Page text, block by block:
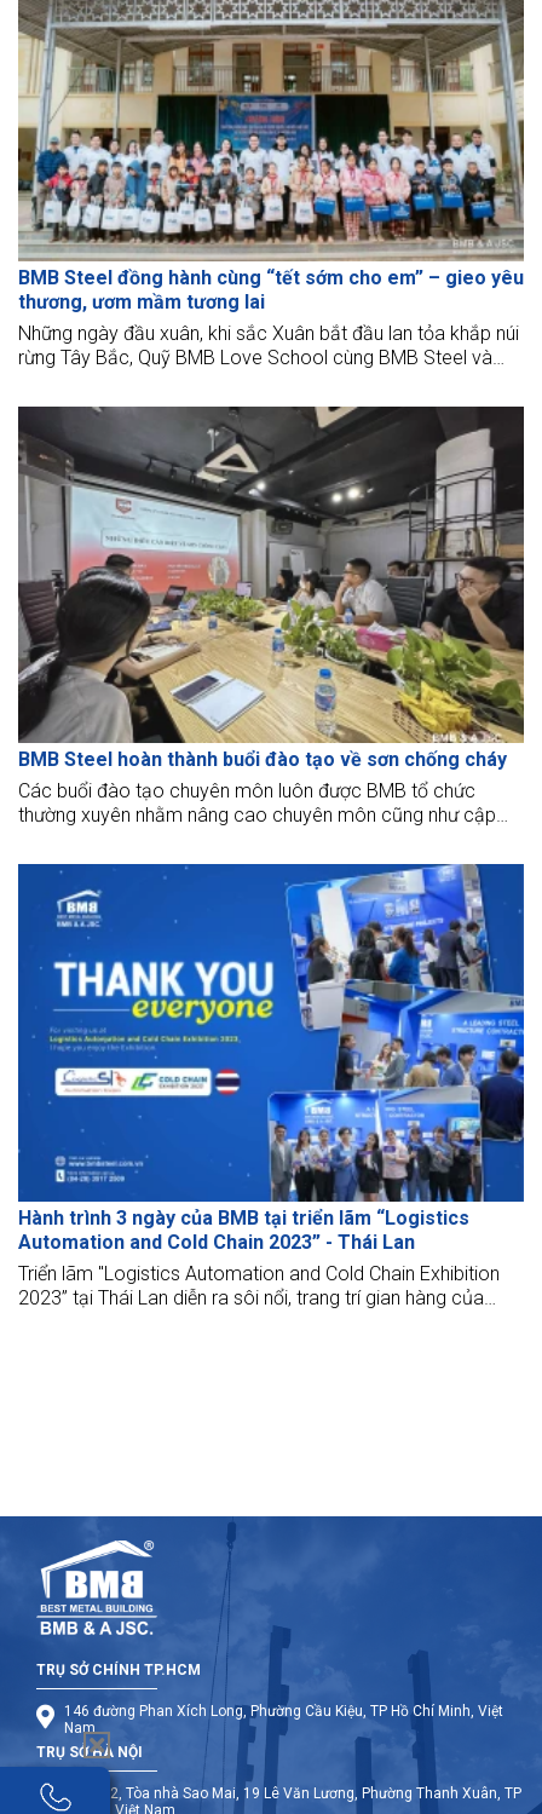
BMB Steel đồng hành cùng “tết sớm cho em” – gieo yêu
thương, ươm mầm tương lai
Những ngày đầu xuân, khi sắc Xuân bắt đầu lan tỏa khắp núi
rừng Tây Bắc, Quỹ BMB Love School cùng BMB Steel và
em” đến với Trường Tiểu học Mường Bám II, tỉnh Sơn La.
BMB Steel hoàn thành buổi đào tạo về sơn chống cháy
Các buổi đào tạo chuyên môn luôn được BMB tổ chức
thường xuyên nhằm nâng cao chuyên môn cũng như cập
qua buổi đào tạo về sơn chống cháy, anh em BMB sẽ bổ
sung thật nhiều kiến thức và áp dụng vào công việc của
mình một cách hiệu quả nhé!
Hành trình 3 ngày của BMB tại triển lãm “Logistics
Automation and Cold Chain 2023” - Thái Lan
Triển lãm "Logistics Automation and Cold Chain Exhibition
2023” tại Thái Lan diễn ra sôi nổi, trang trí gian hàng của
TRỤ SỞ CHÍNH TP.HCM
146 đường Phan Xích Long, Phường Cầu Kiệu, TP Hồ Chí Minh, Việt
Nam
TRỤ SỞ HÀ NỘI
Tầng 12, Tòa nhà Sao Mai, 19 Lê Văn Lương, Phường Thanh Xuân, TP
Hà Nội, Việt Nam